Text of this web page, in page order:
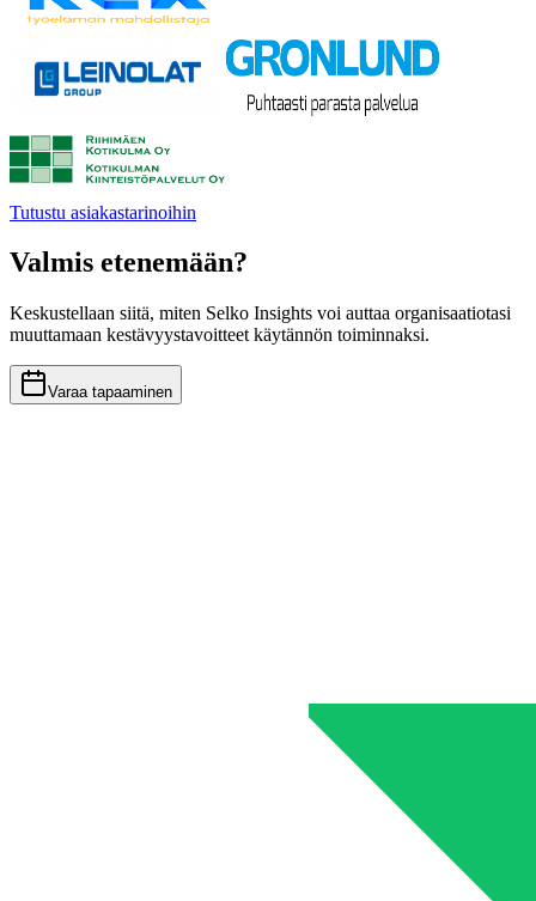
Tutustu asiakastarinoihin
Valmis etenemään?
Keskustellaan siitä, miten Selko Insights voi auttaa organisaatiotasi
muuttamaan kestävyystavoitteet käytännön toiminnaksi.
Varaa tapaaminen